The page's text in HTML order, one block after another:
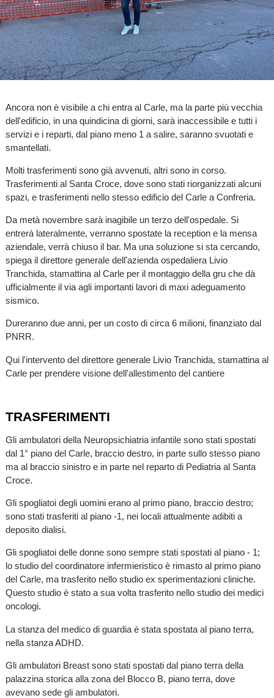
Ancora non è visibile a chi entra al Carle, ma la parte più vecchia
dell'edificio, in una quindicina di giorni, sarà inaccessibile e tutti i
servizi e i reparti, dal piano meno 1 a salire, saranno svuotati e
smantellati.
Molti trasferimenti sono già avvenuti, altri sono in corso.
Trasferimenti al Santa Croce, dove sono stati riorganizzati alcuni
spazi, e trasferimenti nello stesso edificio del Carle a Confreria.
Da metà novembre sarà inagibile un terzo dell'ospedale. Si
entrerà lateralmente, verranno spostate la reception e la mensa
aziendale, verrà chiuso il bar. Ma una soluzione si sta cercando,
spiega il direttore generale dell'azienda ospedaliera Livio
Tranchida, stamattina al Carle per il montaggio della gru che dà
ufficialmente il via agli importanti lavori di maxi adeguamento
sismico.
Dureranno due anni, per un costo di circa 6 milioni, finanziato dal
PNRR.
Qui l'intervento del direttore generale Livio Tranchida, stamattina al
Carle per prendere visione dell'allestimento del cantiere
TRASFERIMENTI
Gli ambulatori della Neuropsichiatria infantile sono stati spostati
dal 1° piano del Carle, braccio destro, in parte sullo stesso piano
ma al braccio sinistro e in parte nel reparto di Pediatria al Santa
Croce.
Gli spogliatoi degli uomini erano al primo piano, braccio destro;
sono stati trasferiti al piano -1, nei locali attualmente adibiti a
deposito dialisi.
Gli spogliatoi delle donne sono sempre stati spostati al piano - 1;
lo studio del coordinatore infermieristico è rimasto al primo piano
del Carle, ma trasferito nello studio ex sperimentazioni cliniche.
Questo studio è stato a sua volta trasferito nello studio dei medici
oncologi.
La stanza del medico di guardia è stata spostata al piano terra,
nella stanza ADHD.
Gli ambulatori Breast sono stati spostati dal piano terra della
palazzina storica alla zona del Blocco B, piano terra, dove
avevano sede gli ambulatori.